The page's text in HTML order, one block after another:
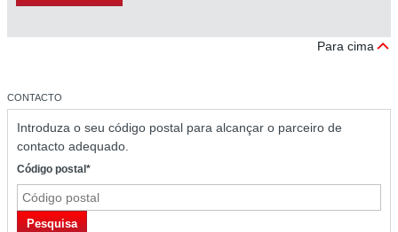
Para cima
CONTACTO
Introduza o seu código postal para alcançar o parceiro de
contacto adequado.
Código postal*
Pesquisa